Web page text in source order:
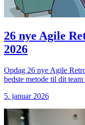
26 nye Agile
2026
Opdag 26 nye Agile
bedste metode til dit
5. januar 2026